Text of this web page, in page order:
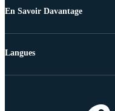
En Savoir Davantage
Langues